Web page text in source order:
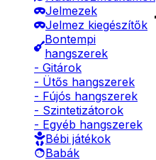
Jelmezek
Jelmez kiegészítők
Bontempi
hangszerek
- Gitárok
- Ütős hangszerek
- Fújós hangszerek
- Szintetizátorok
- Egyéb hangszerek
Bébi játékok
Babák